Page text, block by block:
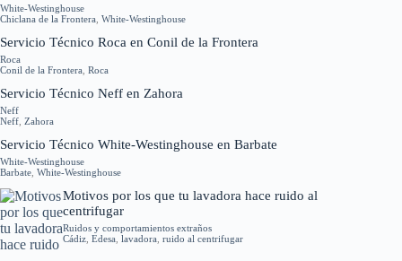
White-Westinghouse
Chiclana de la Frontera White-Westinghouse
Servicio Técnico Roca en Conil de la Frontera
Roca
Conil de la Frontera Roca
Servicio Técnico Neff en Zahora
Neff
Neff Zahora
Servicio Técnico White-Westinghouse en Barbate
White-Westinghouse
Barbate White-Westinghouse
Motivos por los que tu lavadora hace ruido al
centrifugar
Ruidos y comportamientos extraños
Cádiz Edesa lavadora ruido al centrifugar